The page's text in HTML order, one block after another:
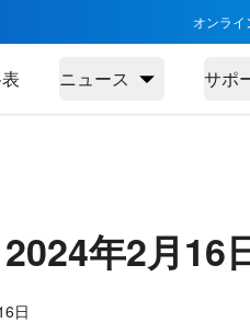
オンラ
ニュース サポ
2024年2月16
日